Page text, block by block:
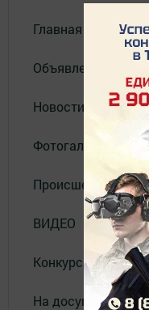
Главная
Объявления
Новости
Фотогалерея
Происшествия
ВИДЕО
Конкурсы
На досуге